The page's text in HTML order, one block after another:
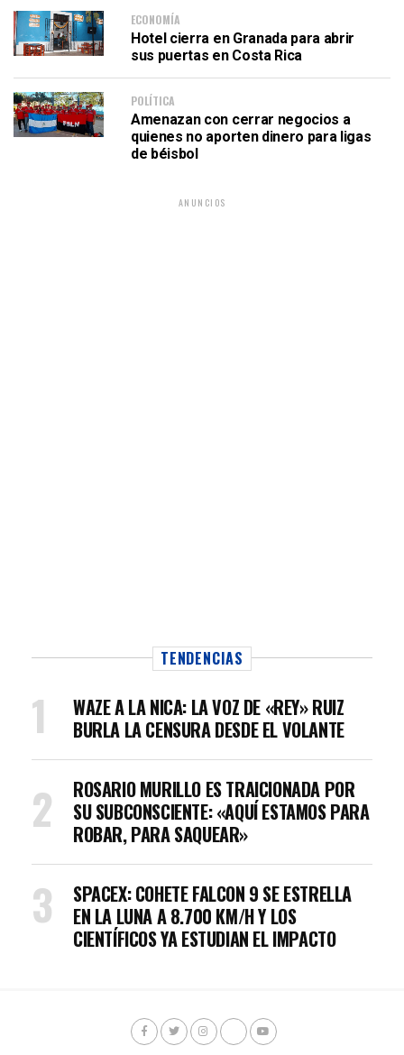
ECONOMÍA
Hotel cierra en Granada para abrir
sus puertas en Costa Rica
POLÍTICA
Amenazan con cerrar negocios a
quienes no aporten dinero para ligas
de béisbol
ANUNCIOS
TENDENCIAS
WAZE A LA NICA: LA VOZ DE «REY» RUIZ
BURLA LA CENSURA DESDE EL VOLANTE
ROSARIO MURILLO ES TRAICIONADA POR
SU SUBCONSCIENTE: «AQUÍ ESTAMOS PARA
ROBAR, PARA SAQUEAR»
SPACEX: COHETE FALCON 9 SE ESTRELLA
EN LA LUNA A 8.700 KM/H Y LOS
CIENTÍFICOS YA ESTUDIAN EL IMPACTO